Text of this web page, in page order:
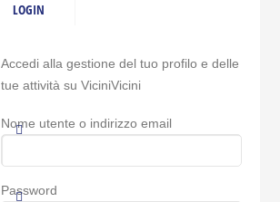
LOGIN
Accedi alla gestione del tuo profilo e delle
tue attività su ViciniVicini
Nome utente o indirizzo email
Password